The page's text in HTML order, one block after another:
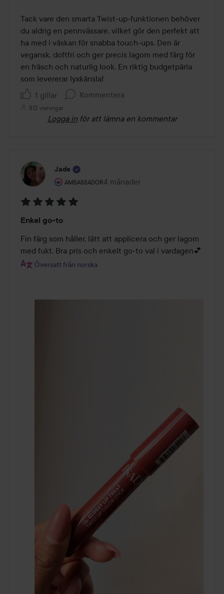
Tack vare den smarta Twist-up-funktionen behöver
du aldrig en pennvässare, vilket gör den perfekt att
ha med i väskan för snabba touch-ups. Den är
vegansk, doftfri och ger precis lagom med färg för
en fräsch och naturlig look. En riktig budgetpärla
1 gillar
Kommentera
812 visningar
Logga in för att lämna en kommentar
Jade
AMBASSADOR
Användarens roll: Ambassador.
4 månader
Inlägget skapades 4 månader
5
av
5
Enkel go-to
Fin färg som håller, lätt att applicera och ger lagom
med fukt. Bra pris och enkelt go-to val i vardagen💕
Översatt från norska